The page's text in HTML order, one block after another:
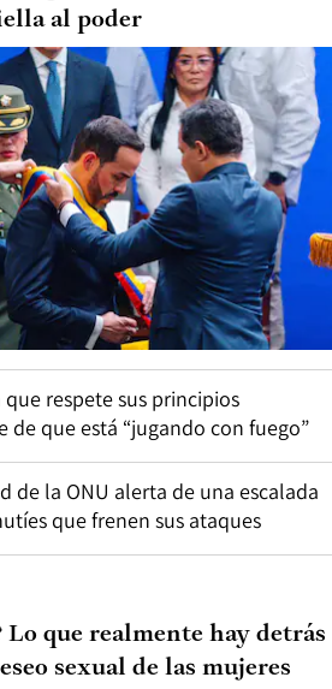
al poder
respete sus principios
de que está “jugando con fuego”
de la ONU alerta de una escalada
que frenen sus ataques
Lo que realmente hay detrás
sexual de las mujeres